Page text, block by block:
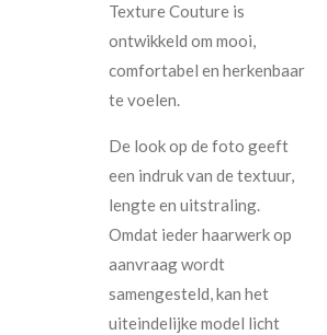
Texture Couture is
ontwikkeld om mooi,
comfortabel en herkenbaar
te voelen.
De look op de foto geeft
een indruk van de textuur,
lengte en uitstraling.
Omdat ieder haarwerk op
aanvraag wordt
samengesteld, kan het
uiteindelijke model licht